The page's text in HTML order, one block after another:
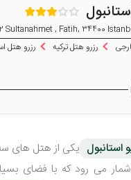
رزرو هتل ترکیه رزرو هتل
استانبول یکی از هتل های
شمار می رود که با فضای